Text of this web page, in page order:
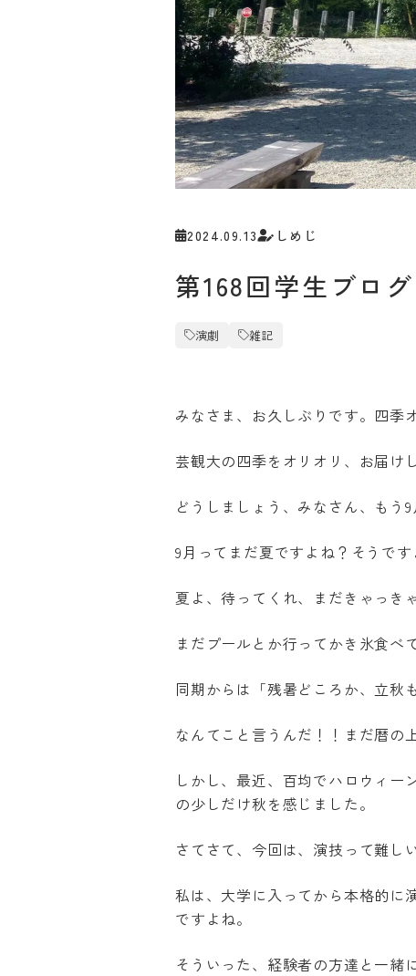
2024.09.13 しめじ
第168回学生ブロ
演劇 雑記
みなさま、お久しぶりです。四季
芸観大の四季をオリオリ、お届け
どうしましょう、みなさん、もう
9月ってまだ夏ですよね？そうです
夏よ、待ってくれ、まだきゃっき
まだプールとか行ってかき氷食べ
同期からは「残暑どころか、立秋
なんてこと言うんだ！！まだ暦の
しかし、最近、百均でハロウィ
の少しだけ秋を感じました。
さてさて、今回は、演技って難し
私は、大学に入ってから本格的に
ですよね。
そういった、経験者の方達と一緒
The
more
pages and
Please note